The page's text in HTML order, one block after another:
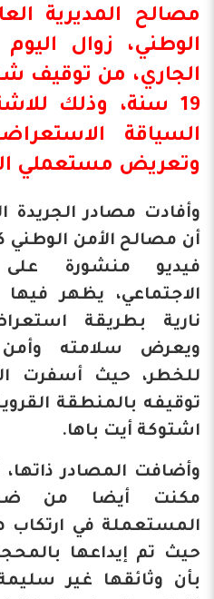
مصالح المديرية
الجاري، من توقيف
19 سنة، وذلك
السياقة
وتعريض مستعملي
وأفادت مصادر الجريدة
أن مصالح الأمن
فيديو منشورة
الاجتماعي، يظهر
نارية بطريقة
ويعرض سلامته
للخطر، حيث أسفرت
توقيفه بالمنطقة
اشتوكة أيت باها.
وأضافت المصادر ذاتها،
مكنت أيضا من ضبط
المستعملة في ارتكاب
حيث تم إيداعها
بأن وثائقها غير